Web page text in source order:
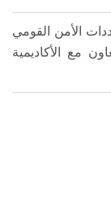
الأمن القومي
مع الأكاديمية